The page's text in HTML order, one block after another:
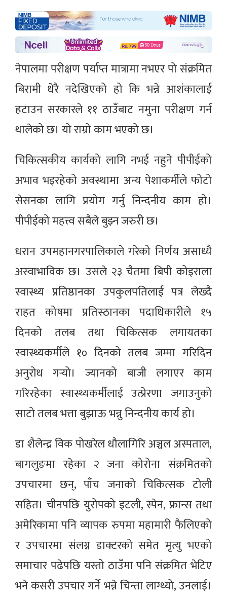
नेपालमा परीक्षण पर्याप्त मात्रामा नभएर पो संक्रमित
बिरामी धेरै नदेखिएको हो कि भन्ने आशंकालाई
हटाउन सरकारले ११ ठाउँबाट नमुना परीक्षण गर्न
थालेको छ। यो राम्रो काम भएको छ।
चिकित्सकीय कार्यको लागि नभई नहुने पीपीईको
अभाव भइरहेको अवस्थामा अन्य पेशाकर्मीले फोटो
सेसनका लागि प्रयोग गर्नु निन्दनीय काम हो।
पीपीईको महत्त्व सबैले बुझ्न जरुरी छ।
धरान उपमहानगरपालिकाले गरेको निर्णय असाध्यै
अस्वाभाविक छ। उसले २३ चैतमा बिपी कोइराला
स्वास्थ्य प्रतिष्ठानका उपकुलपतिलाई पत्र लेख्दै
राहत कोषमा प्रतिस्ठानका पदाधिकारीले १५
दिनको तलब तथा चिकित्सक लगायतका
स्वास्थ्यकर्मीले १० दिनको तलब जम्मा गरिदिन
अनुरोध गर्‍यो। ज्यानको बाजी लगाएर काम
गरिरहेका स्वास्थ्यकर्मीलाई उत्प्रेरणा जगाउनुको
साटो तलब भत्ता बुझाऊ भन्नु निन्दनीय कार्य हो।
डा शैलेन्द्र विक पोखरेल धौलागिरि अञ्चल अस्पताल,
बागलुङमा रहेका २ जना कोरोना संक्रमितको
उपचारमा छन्, पाँच जनाको चिकित्सक टोली
सहित। चीनपछि युरोपको इटली, स्पेन, फ्रान्स तथा
अमेरिकामा पनि व्यापक रुपमा महामारी फैलिएको
र उपचारमा संलग्न डाक्टरको समेत मृत्यु भएको
समाचार पढेपछि यस्तो ठाउँमा पनि संक्रमित भेटिए
भने कसरी उपचार गर्ने भन्ने चिन्ता लाग्थ्यो, उनलाई।